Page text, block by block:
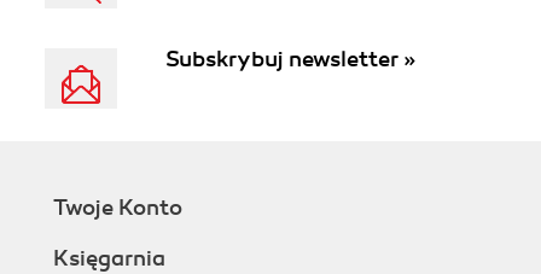
Subskrybuj newsletter »
Twoje Konto
Księgarnia